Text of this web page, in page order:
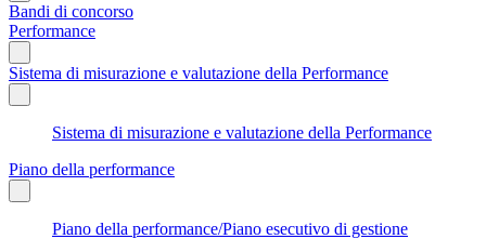
Bandi di concorso
Performance
Sistema di misurazione e valutazione della Performance
Sistema di misurazione e valutazione della Performance
Piano della performance
Piano della performance/Piano esecutivo di gestione